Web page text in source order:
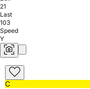
21
Last
103
Speed
Y
C